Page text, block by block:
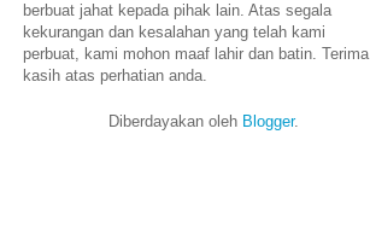
berbuat jahat kepada pihak lain. Atas segala
kekurangan dan kesalahan yang telah kami
perbuat, kami mohon maaf lahir dan batin. Terima
kasih atas perhatian anda.
Diberdayakan oleh Blogger.